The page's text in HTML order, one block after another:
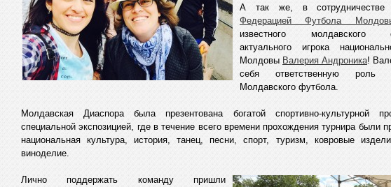
А так же, в
Федерацией Футбола
известного молдавского
актуального игрока
Молдовы Валерия Андроника!
себя ответственную роль
Молдавского футбола.
Молдавская Диаспора была презентована богатой спортивно-культурной
специальной экспозицией, где в течение всего времени прохождения турнира были
национальная культура, история, танец, песни, спорт, туризм, ковровые
виноделие.
Лично поддержать команду пришли